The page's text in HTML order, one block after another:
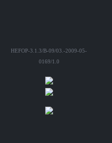
HEFOP-3.1.3/B-09/03.-2009-05-
0169/1.0